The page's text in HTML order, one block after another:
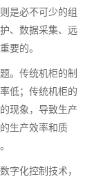
是必不可少的组
、数据采集、远
要的。
。传统机柜的制
低；传统机柜的
现象，导致生产
生产效率和质
字化控制技术，